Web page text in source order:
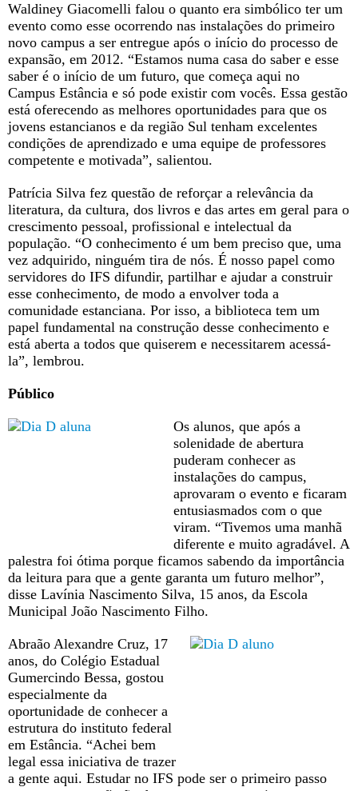
Waldiney Giacomelli falou o quanto era simbólico ter um
evento como esse ocorrendo nas instalações do primeiro
novo campus a ser entregue após o início do processo de
expansão, em 2012. “Estamos numa casa do saber e esse
saber é o início de um futuro, que começa aqui no
Campus Estância e só pode existir com vocês. Essa gestão
está oferecendo as melhores oportunidades para que os
jovens estancianos e da região Sul tenham excelentes
condições de aprendizado e uma equipe de professores
competente e motivada”, salientou.
Patrícia Silva fez questão de reforçar a relevância da
literatura, da cultura, dos livros e das artes em geral para o
crescimento pessoal, profissional e intelectual da
população. “O conhecimento é um bem preciso que, uma
vez adquirido, ninguém tira de nós. É nosso papel como
servidores do IFS difundir, partilhar e ajudar a construir
esse conhecimento, de modo a envolver toda a
comunidade estanciana. Por isso, a biblioteca tem um
papel fundamental na construção desse conhecimento e
está aberta a todos que quiserem e necessitarem acessá-
la”, lembrou.
Público
Os alunos, que após a
solenidade de abertura
puderam conhecer as
instalações do campus,
aprovaram o evento e ficaram
entusiasmados com o que
viram. “Tivemos uma manhã
diferente e muito agradável. A
palestra foi ótima porque ficamos sabendo da importância
da leitura para que a gente garanta um futuro melhor”,
disse Lavínia Nascimento Silva, 15 anos, da Escola
Municipal João Nascimento Filho.
Abraão Alexandre Cruz, 17
anos, do Colégio Estadual
Gumercindo Bessa, gostou
especialmente da
oportunidade de conhecer a
estrutura do instituto federal
em Estância. “Achei bem
legal essa iniciativa de trazer
a gente aqui. Estudar no IFS pode ser o primeiro passo